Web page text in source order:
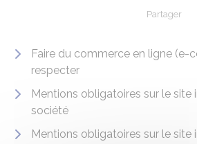
Partager
Faire du commerce en ligne (e-
respecter
Mentions obligatoires sur le site
société
Mentions obligatoires sur le site